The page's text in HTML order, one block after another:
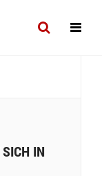
IN